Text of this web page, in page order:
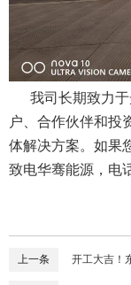
我司长期致力
户、合作伙伴和投
体解决方案。如果
致电华骞能源，电
上一条
开工大吉！